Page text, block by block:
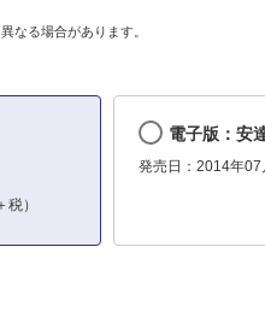
なる場合があります。
）
電子版：安
発売日：2014年07